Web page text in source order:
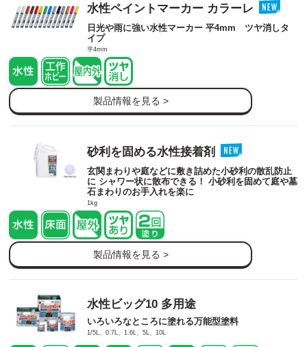
水性ペイントマーカー カラーレ
日光や雨に強い水性マーカー 平4mm ツヤ消しタ
イプ
平4mm
製品情報を見る >
砂利を固める水性接着剤
玄関まわりや庭などに敷き詰めた小砂利の散乱防止
に シャワー状に散布できる！ 小砂利を固めて庭や墓
石まわりのお手入れを楽に
1kg
製品情報を見る >
水性ビッグ10 多用途
いろいろなところに塗れる万能型塗料
1/5L、0.7L、1.6L、5L、10L